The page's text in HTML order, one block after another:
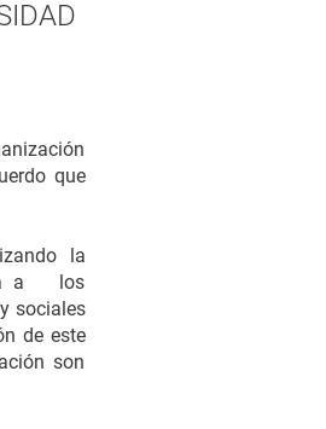
que
la
a los
sociales
de este
son